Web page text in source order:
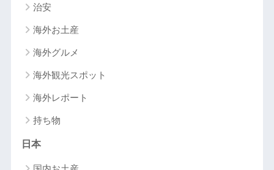
治安
海外お土産
海外グルメ
海外観光スポット
海外レポート
持ち物
日本